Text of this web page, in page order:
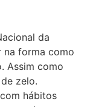
da
na forma como
Assim como
zelo.
hábitos